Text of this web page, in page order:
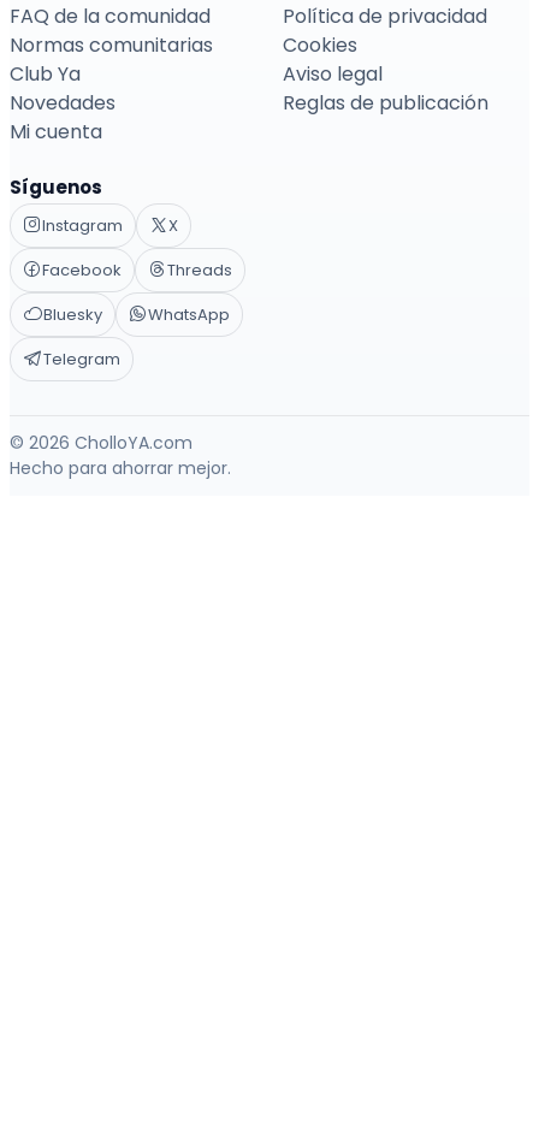
FAQ de la comunidad
Normas comunitarias
Club Ya
Novedades
Mi cuenta
Política de privacidad
Cookies
Aviso legal
Reglas de publicación
Síguenos
Instagram
X
Facebook
Threads
Bluesky
WhatsApp
Telegram
© 2026 CholloYA.com
Hecho para ahorrar mejor.